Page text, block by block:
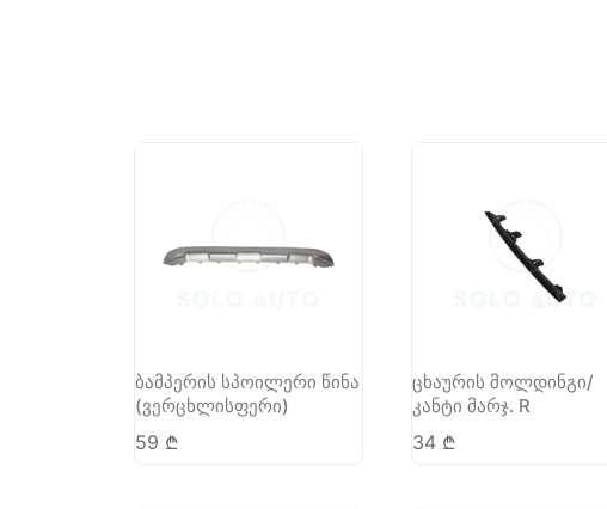
ბამპერის სპოილერი წინა
(ვერცხლისფერი)
59 ₾
ცხაურის მოლდინგი/
კანტი მარჯ. R
34 ₾